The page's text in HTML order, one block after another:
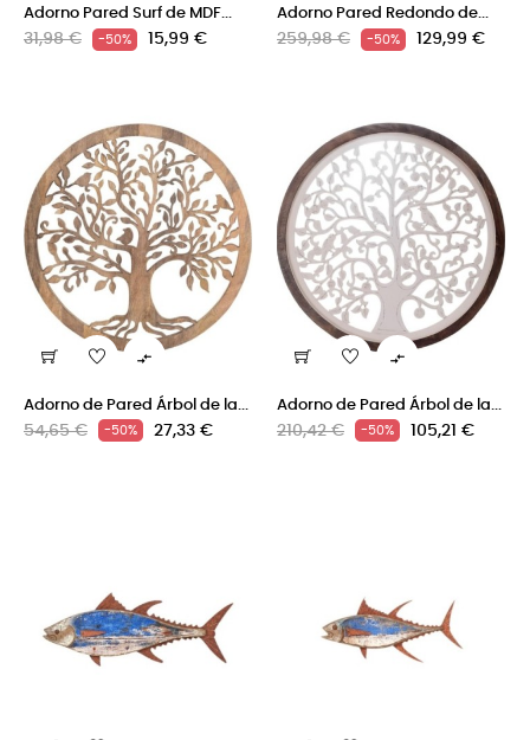
Adorno Pared Surf de MDF...
Precio
31,98 € -50% Precio
15,99 €
Adorno Pared Redondo de...
Precio
259,98 € -50% Precio
129,99 €

Adorno de Pared Árbol de la...
Precio
54,65 € -50% Precio
27,33 €

Adorno de Pared Árbol de la...
Precio
210,42 € -50% Precio
105,21 €